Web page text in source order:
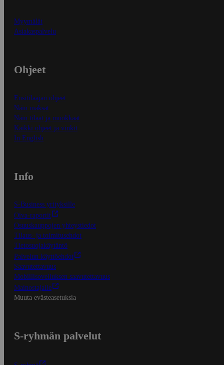
Myymälät
Asiakaspalvelu
Ohjeet
Ensitilaajan ohjeet
Näin maksat
Näin tilaat ja muokkaat
Kaikki ohjeet ja vinkit
In English
Info
S-Business yrityksille
Oiva-raportit
Osuuskauppojen yhteystiedot
Tilaus- ja toimitusehdot
Tietosuojakäytäntö
Palvelun käyttöehdot
Saavutettavuus
Mobiilisovelluksen saavutettavuus
Mainostajalle
Muuta evästeasetuksia
S-ryhmän palvelut